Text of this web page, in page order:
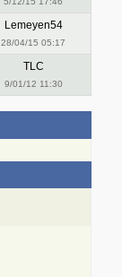
Lemeyen54
28/04/15 05:17
TLC
9/01/12 11:30